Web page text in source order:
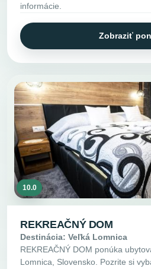
informácie.
Zobraziť
10.0
REKREAČNÝ DOM
Destinácia: Veľká Lomnica
REKREAČNÝ DOM ponúka
Lomnica, Slovensko. Pozrite si